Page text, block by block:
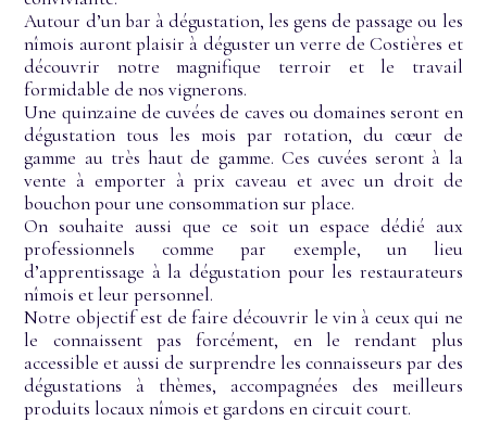
Autour d’un bar à dégustation, les gens de passage ou les
nîmois auront plaisir à déguster un verre de Costières et
découvrir notre magnifique terroir et le travail
formidable de nos vignerons.
Une quinzaine de cuvées de caves ou domaines seront en
dégustation tous les mois par rotation, du cœur de
gamme au très haut de gamme. Ces cuvées seront à la
vente à emporter à prix caveau et avec un droit de
bouchon pour une consommation sur place.
On souhaite aussi que ce soit un espace dédié aux
professionnels comme par exemple, un lieu
d’apprentissage à la dégustation pour les restaurateurs
nîmois et leur personnel.
Notre objectif est de faire découvrir le vin à ceux qui ne
le connaissent pas forcément, en le rendant plus
accessible et aussi de surprendre les connaisseurs par des
dégustations à thèmes, accompagnées des meilleurs
produits locaux nîmois et gardons en circuit court.